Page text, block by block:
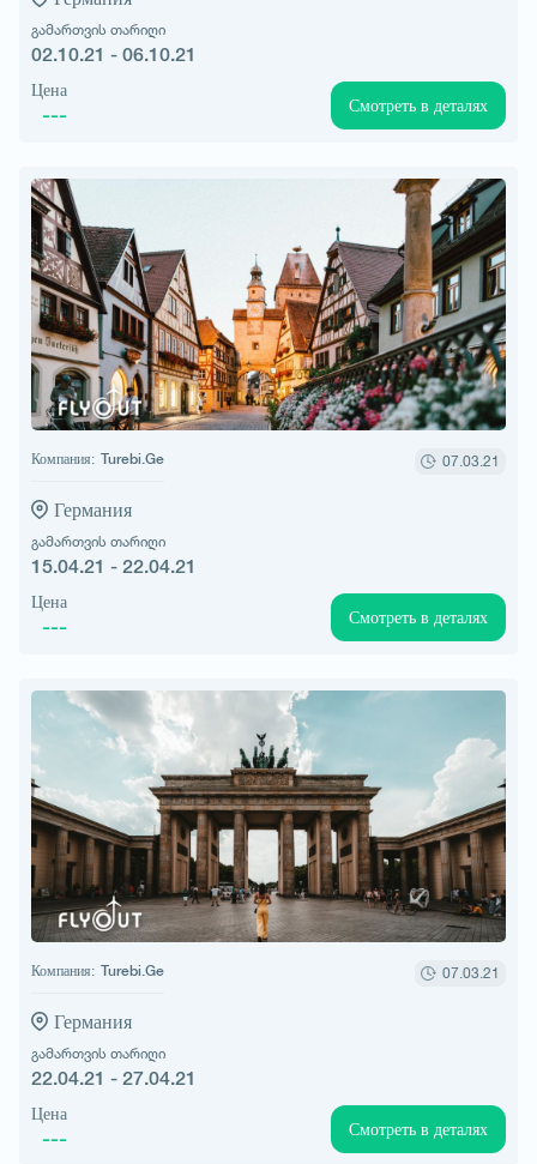
გამართვის თარიღი
02.10.21 - 06.10.21
Цена
--- Смотреть в деталях
Компания: Turebi.Ge 07.03.21
Германия
გამართვის თარიღი
15.04.21 - 22.04.21
Цена
--- Смотреть в деталях
Компания: Turebi.Ge 07.03.21
Германия
გამართვის თარიღი
22.04.21 - 27.04.21
Цена
--- Смотреть в деталях